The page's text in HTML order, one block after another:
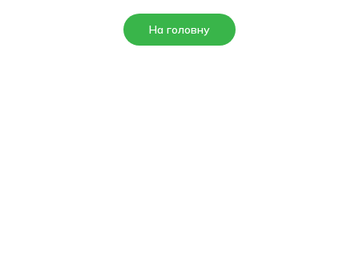
На головну